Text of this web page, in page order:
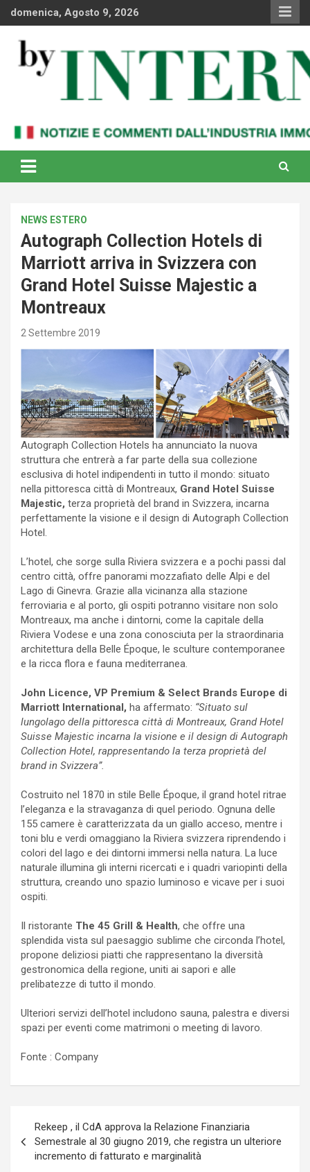
Skipdomenica, Agosto 9, 2026
By Internews
internazionale
NEWS ESTERO
Autograph Collection Hotels di
Marriott arriva in Svizzera con
Grand Hotel Suisse Majestic a
Montreaux
2 Settembre 2019
Autograph Collection Hotels ha annunciato la nuova
struttura che entrerà a far parte della sua collezione
esclusiva di hotel indipendenti in tutto il mondo: situato
nella pittoresca città di Montreaux, Grand Hotel Suisse
Majestic, terza proprietà del brand in Svizzera, incarna
perfettamente la visione e il design di Autograph Collection
Hotel.
L’hotel, che sorge sulla Riviera svizzera e a pochi passi dal
centro città, offre panorami mozzafiato delle Alpi e del
Lago di Ginevra. Grazie alla vicinanza alla stazione
ferroviaria e al porto, gli ospiti potranno visitare non solo
Montreaux, ma anche i dintorni, come la capitale della
Riviera Vodese e una zona conosciuta per la straordinaria
architettura della Belle Époque, le sculture contemporanee
e la ricca flora e fauna mediterranea.
John Licence, VP Premium & Select Brands Europe di
Marriott International, ha affermato: “Situato sul
lungolago della pittoresca città di Montreaux, Grand Hotel
Suisse Majestic incarna la visione e il design di Autograph
Collection Hotel, rappresentando la terza proprietà del
brand in Svizzera”.
Costruito nel 1870 in stile Belle Époque, il grand hotel ritrae
l’eleganza e la stravaganza di quel periodo. Ognuna delle
155 camere è caratterizzata da un giallo acceso, mentre i
toni blu e verdi omaggiano la Riviera svizzera riprendendo i
colori del lago e dei dintorni immersi nella natura. La luce
naturale illumina gli interni ricercati e i quadri variopinti della
struttura, creando uno spazio luminoso e vicave per i suoi
ospiti.
Il ristorante The 45 Grill & Health, che offre una
splendida vista sul paesaggio sublime che circonda l’hotel,
propone deliziosi piatti che rappresentano la diversità
gestronomica della regione, uniti ai sapori e alle
prelibatezze di tutto il mondo.
Ulteriori servizi dell’hotel includono sauna, palestra e diversi
spazi per eventi come matrimoni o meeting di lavoro.
Fonte : Company
articoli
Rekeep , il CdA approva la Relazione Finanziaria
Semestrale al 30 giugno 2019, che registra un ulteriore
incremento di fatturato e marginalità